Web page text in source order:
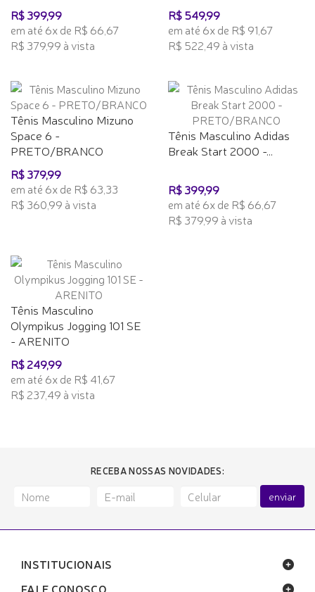
R$ 399,99
em até 6x de R$ 66,67
R$ 379,99 à vista
R$ 549,99
em até 6x de R$ 91,67
R$ 522,49 à vista
Tênis Masculino Mizuno
Space 6 -
PRETO/BRANCO
R$ 379,99
em até 6x de R$ 63,33
R$ 360,99 à vista
Tênis Masculino Adidas
Break Start 2000 -...
R$ 399,99
em até 6x de R$ 66,67
R$ 379,99 à vista
Tênis Masculino
Olympikus Jogging 101 SE
- ARENITO
R$ 249,99
em até 6x de R$ 41,67
R$ 237,49 à vista
RECEBA NOSSAS NOVIDADES:
enviar
INSTITUCIONAIS
FALE CONOSCO